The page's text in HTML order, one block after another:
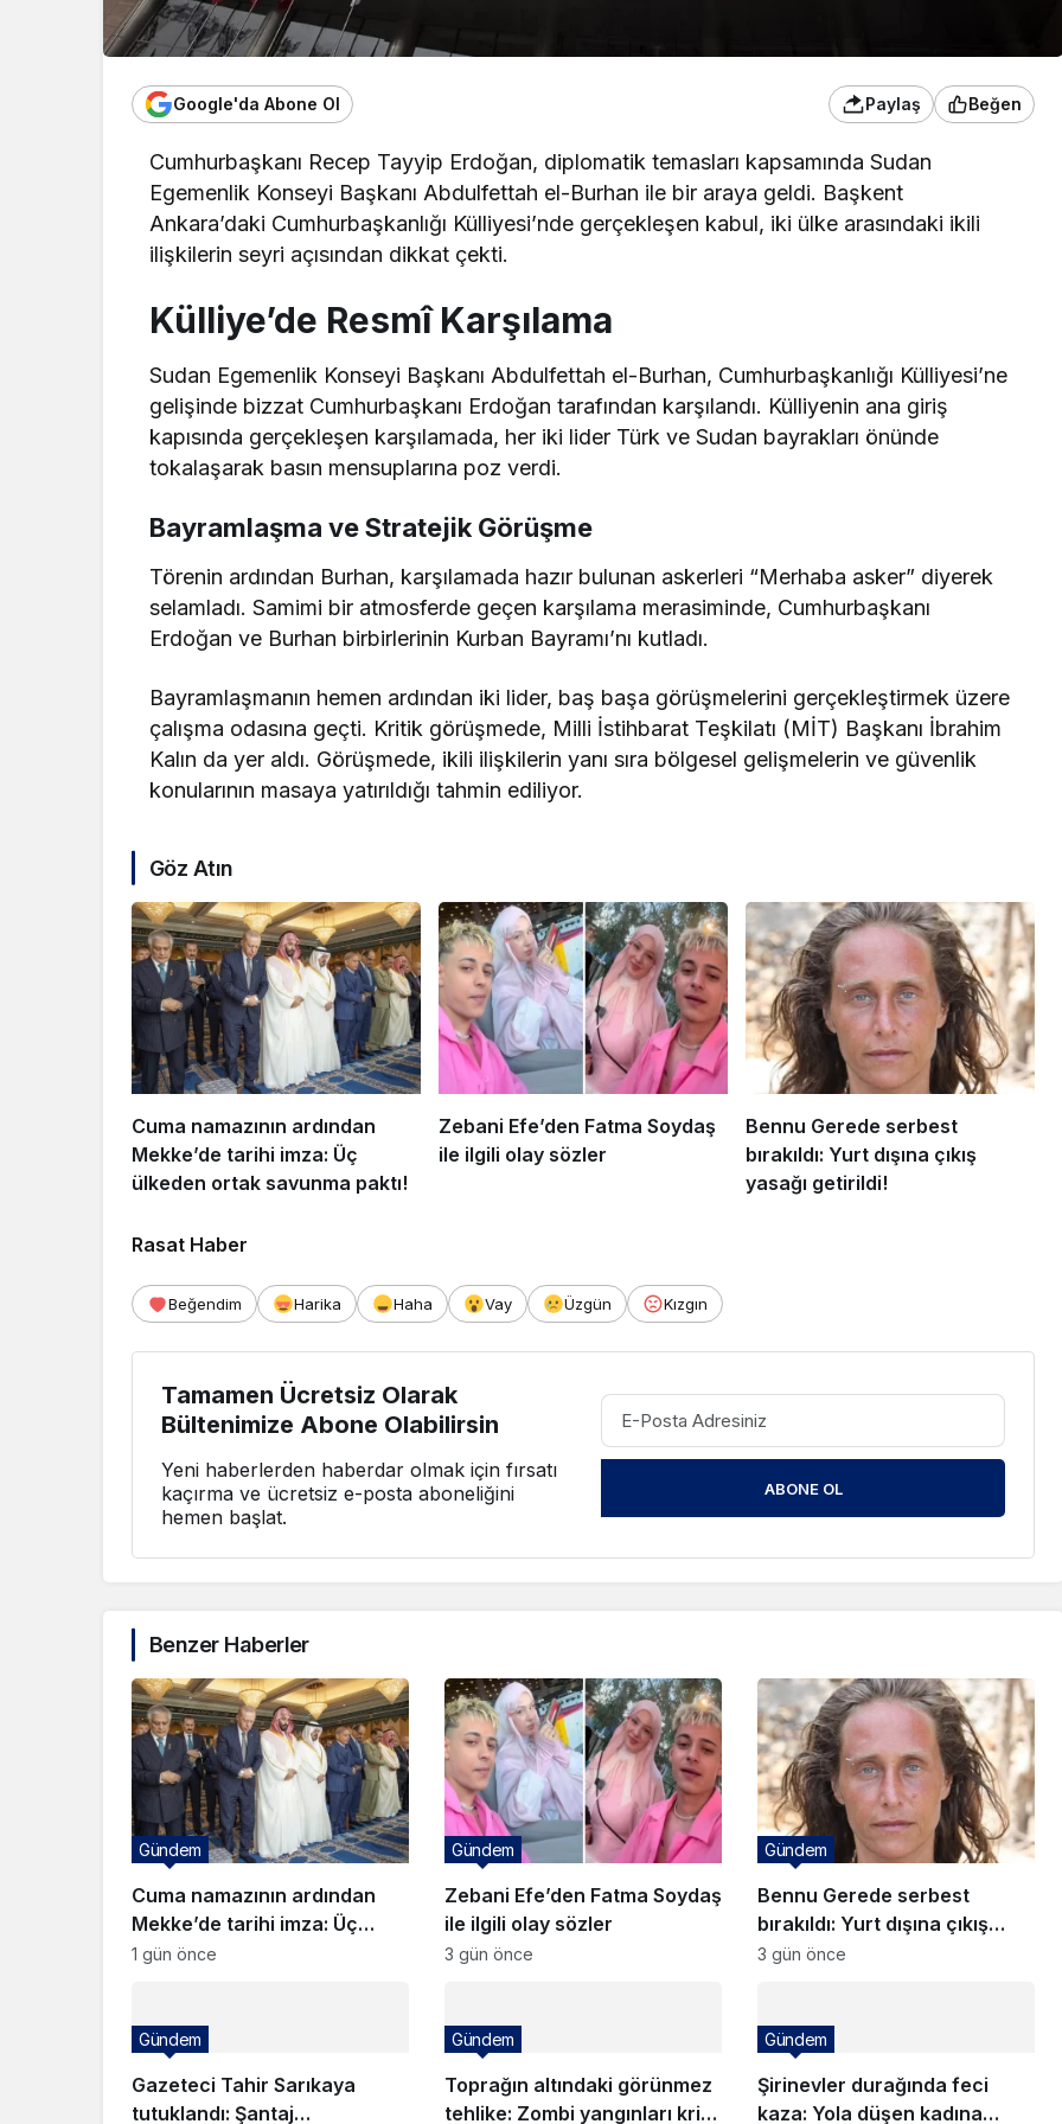
Google'da Abone Ol Paylaş Beğen
Cumhurbaşkanı Recep Tayyip Erdoğan, diplomatik temasları kapsamında Sudan
Egemenlik Konseyi Başkanı Abdulfettah el-Burhan ile bir araya geldi. Başkent
Ankara’daki Cumhurbaşkanlığı Külliyesi’nde gerçekleşen kabul, iki ülke arasındaki ikili
ilişkilerin seyri açısından dikkat çekti.
Külliye’de Resmî Karşılama
Sudan Egemenlik Konseyi Başkanı Abdulfettah el-Burhan, Cumhurbaşkanlığı Külliyesi’ne
gelişinde bizzat Cumhurbaşkanı Erdoğan tarafından karşılandı. Külliyenin ana giriş
kapısında gerçekleşen karşılamada, her iki lider Türk ve Sudan bayrakları önünde
tokalaşarak basın mensuplarına poz verdi.
Bayramlaşma ve Stratejik Görüşme
Törenin ardından Burhan, karşılamada hazır bulunan askerleri “Merhaba asker” diyerek
selamladı. Samimi bir atmosferde geçen karşılama merasiminde, Cumhurbaşkanı
Erdoğan ve Burhan birbirlerinin Kurban Bayramı’nı kutladı.
Bayramlaşmanın hemen ardından iki lider, baş başa görüşmelerini gerçekleştirmek üzere
çalışma odasına geçti. Kritik görüşmede, Milli İstihbarat Teşkilatı (MİT) Başkanı İbrahim
Kalın da yer aldı. Görüşmede, ikili ilişkilerin yanı sıra bölgesel gelişmelerin ve güvenlik
konularının masaya yatırıldığı tahmin ediliyor.
Göz Atın
Cuma namazının ardından
Mekke’de tarihi imza: Üç
ülkeden ortak savunma paktı!
Zebani Efe’den Fatma Soydaş
ile ilgili olay sözler
Bennu Gerede serbest
bırakıldı: Yurt dışına çıkış
yasağı getirildi!
Rasat Haber
Beğendim Harika Haha Vay Üzgün Kızgın
Tamamen Ücretsiz Olarak
Bültenimize Abone Olabilirsin
Yeni haberlerden haberdar olmak için fırsatı
kaçırma ve ücretsiz e-posta aboneliğini
hemen başlat.
ABONE OL
Benzer Haberler
Cuma namazının ardından
Mekke’de tarihi imza: Üç
ülkeden ortak savunma paktı!
Gündem
1 gün önce
Zebani Efe’den Fatma Soydaş
ile ilgili olay sözler
Gündem
3 gün önce
Bennu Gerede serbest
bırakıldı: Yurt dışına çıkış
yasağı getirildi!
Gündem
3 gün önce
Gazeteci Tahir Sarıkaya
tutuklandı: Şantaj
Gündem
Toprağın altındaki görünmez
tehlike: Zombi yangınları kriz
Gündem
Şirinevler durağında feci
kaza: Yola düşen kadına
Gündem